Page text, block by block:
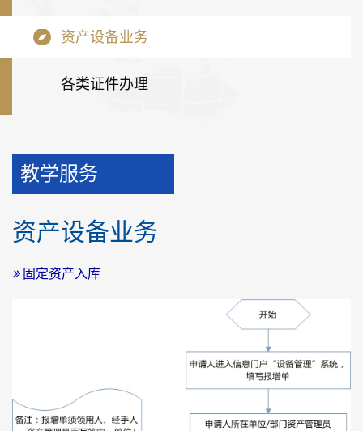
资产设备业务
各类证件办理
教学服务
资产设备业务
固定资产入库